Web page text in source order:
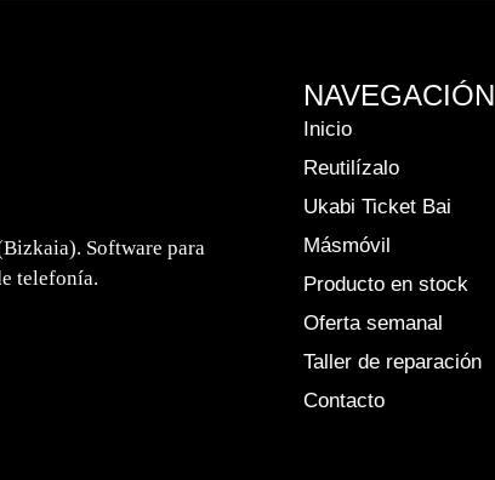
Software para
telefonía.
NAVEGACIÓN
Inicio
Reutilízalo
Ukabi Ticket Bai
Másmóvil
Producto en stock
Oferta semanal
Taller de reparación
Contacto